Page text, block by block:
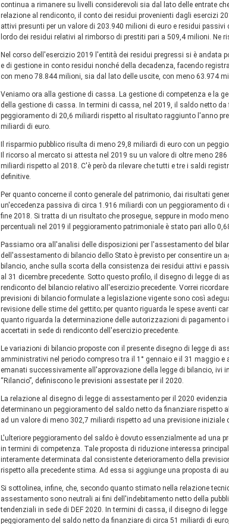
continua a rimanere su livelli considerevoli sia dal lato delle entrate
relazione al rendiconto, il conto dei residui provenienti dagli esercizi
attivi presunti per un valore di 203.940 milioni di euro e residui passivi
lordo dei residui relativi al rimborso di prestiti pari a 509,4 milioni. Ne
Nel corso dell'esercizio 2019 l'entità dei residui pregressi si è
e di gestione in conto residui nonché della decadenza, facendo
con meno 78.844 milioni, sia dal lato delle uscite, con meno 63.974
Veniamo ora alla gestione di cassa. La gestione di competenza e la
della gestione di cassa. In termini di cassa, nel 2019, il saldo netto
peggioramento di 20,6 miliardi rispetto al risultato raggiunto l'anno
miliardi di euro.
Il risparmio pubblico risulta di meno 29,8 miliardi di euro con un
Il ricorso al mercato si attesta nel 2019 su un valore di oltre meno
miliardi rispetto al 2018. C'è però da rilevare che tutti e tre i saldi
definitive.
Per quanto concerne il conto generale del patrimonio, dai risultati
un'eccedenza passiva di circa 1.916 miliardi con un peggioramento
fine 2018. Si tratta di un risultato che prosegue, seppure in modo
percentuali nel 2019 il peggioramento patrimoniale è stato pari allo
Passiamo ora all'analisi delle disposizioni per l'assestamento del
dell'assestamento di bilancio dello Stato è previsto per consentire un
bilancio, anche sulla scorta della consistenza dei residui attivi e
al 31 dicembre precedente. Sotto questo profilo, il disegno di legge di
rendiconto del bilancio relativo all'esercizio precedente. Vorrei
previsioni di bilancio formulate a legislazione vigente sono così
revisione delle stime del gettito; per quanto riguarda le spese aventi
quanto riguarda la determinazione delle autorizzazioni di
accertati in sede di rendiconto dell'esercizio precedente.
Le variazioni di bilancio proposte con il presente disegno di legge di
amministrativi nel periodo compreso tra il 1° gennaio e il 31 maggio
emanati successivamente all'approvazione della legge di bilancio, ivi
“Rilancio”, definiscono le previsioni assestate per il 2020.
La relazione al disegno di legge di assestamento per il 2020
determinano un peggioramento del saldo netto da finanziare rispetto
ad un valore di meno 302,7 miliardi rispetto ad una previsione iniziale
L'ulteriore peggioramento del saldo è dovuto essenzialmente ad una
in termini di competenza. Tale proposta di riduzione interessa
interamente determinata dal consistente deterioramento della
rispetto alla precedente stima. Ad essa si aggiunge una proposta di
Si sottolinea, infine, che, secondo quanto stimato nella relazione
assestamento sono neutrali ai fini dell'indebitamento netto della
tendenziali in sede di DEF 2020. In termini di cassa, il disegno di
peggioramento del saldo netto da finanziare di circa 51 miliardi di